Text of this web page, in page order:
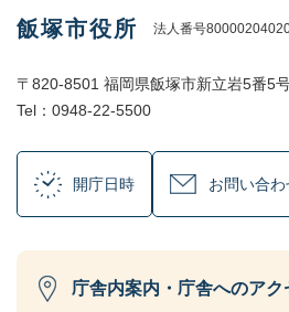
飯塚市役所 法人番号
〒820-8501 福岡県飯塚市新立岩5番5
Tel：0948-22-5500
開庁日時 お問い合わ
庁舎内案内・庁舎へのアク